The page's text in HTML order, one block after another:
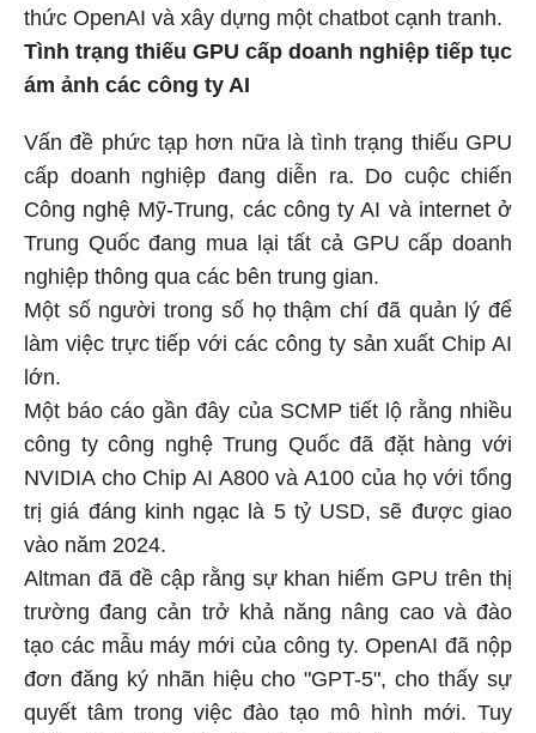
thức OpenAI và xây dựng một chatbot cạnh tranh.
Tình trạng thiếu GPU cấp doanh nghiệp tiếp tục
ám ảnh các công ty AI
Vấn đề phức tạp hơn nữa là tình trạng thiếu GPU
cấp doanh nghiệp đang diễn ra. Do cuộc chiến
Công nghệ Mỹ-Trung, các công ty AI và internet ở
Trung Quốc đang mua lại tất cả GPU cấp doanh
nghiệp thông qua các bên trung gian.
Một số người trong số họ thậm chí đã quản lý để
làm việc trực tiếp với các công ty sản xuất Chip AI
lớn.
Một báo cáo gần đây của SCMP tiết lộ rằng nhiều
công ty công nghệ Trung Quốc đã đặt hàng với
NVIDIA cho Chip AI A800 và A100 của họ với tổng
trị giá đáng kinh ngạc là 5 tỷ USD, sẽ được giao
vào năm 2024.
Altman đã đề cập rằng sự khan hiếm GPU trên thị
trường đang cản trở khả năng nâng cao và đào
tạo các mẫu máy mới của công ty. OpenAI đã nộp
đơn đăng ký nhãn hiệu cho "GPT-5", cho thấy sự
quyết tâm trong việc đào tạo mô hình mới. Tuy